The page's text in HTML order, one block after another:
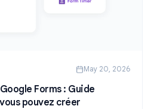
May 20, 2026
Forms : Guide
pouvez créer